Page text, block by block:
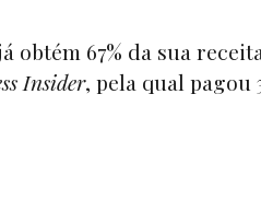
obtém 67% da sua
Insider, pela qual pagou